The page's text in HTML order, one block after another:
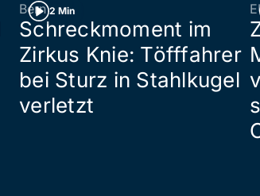
2 Min
Bern
Schreckmoment im
Zirkus Knie: Töfffahrer
bei Sturz in Stahlkugel
verletzt